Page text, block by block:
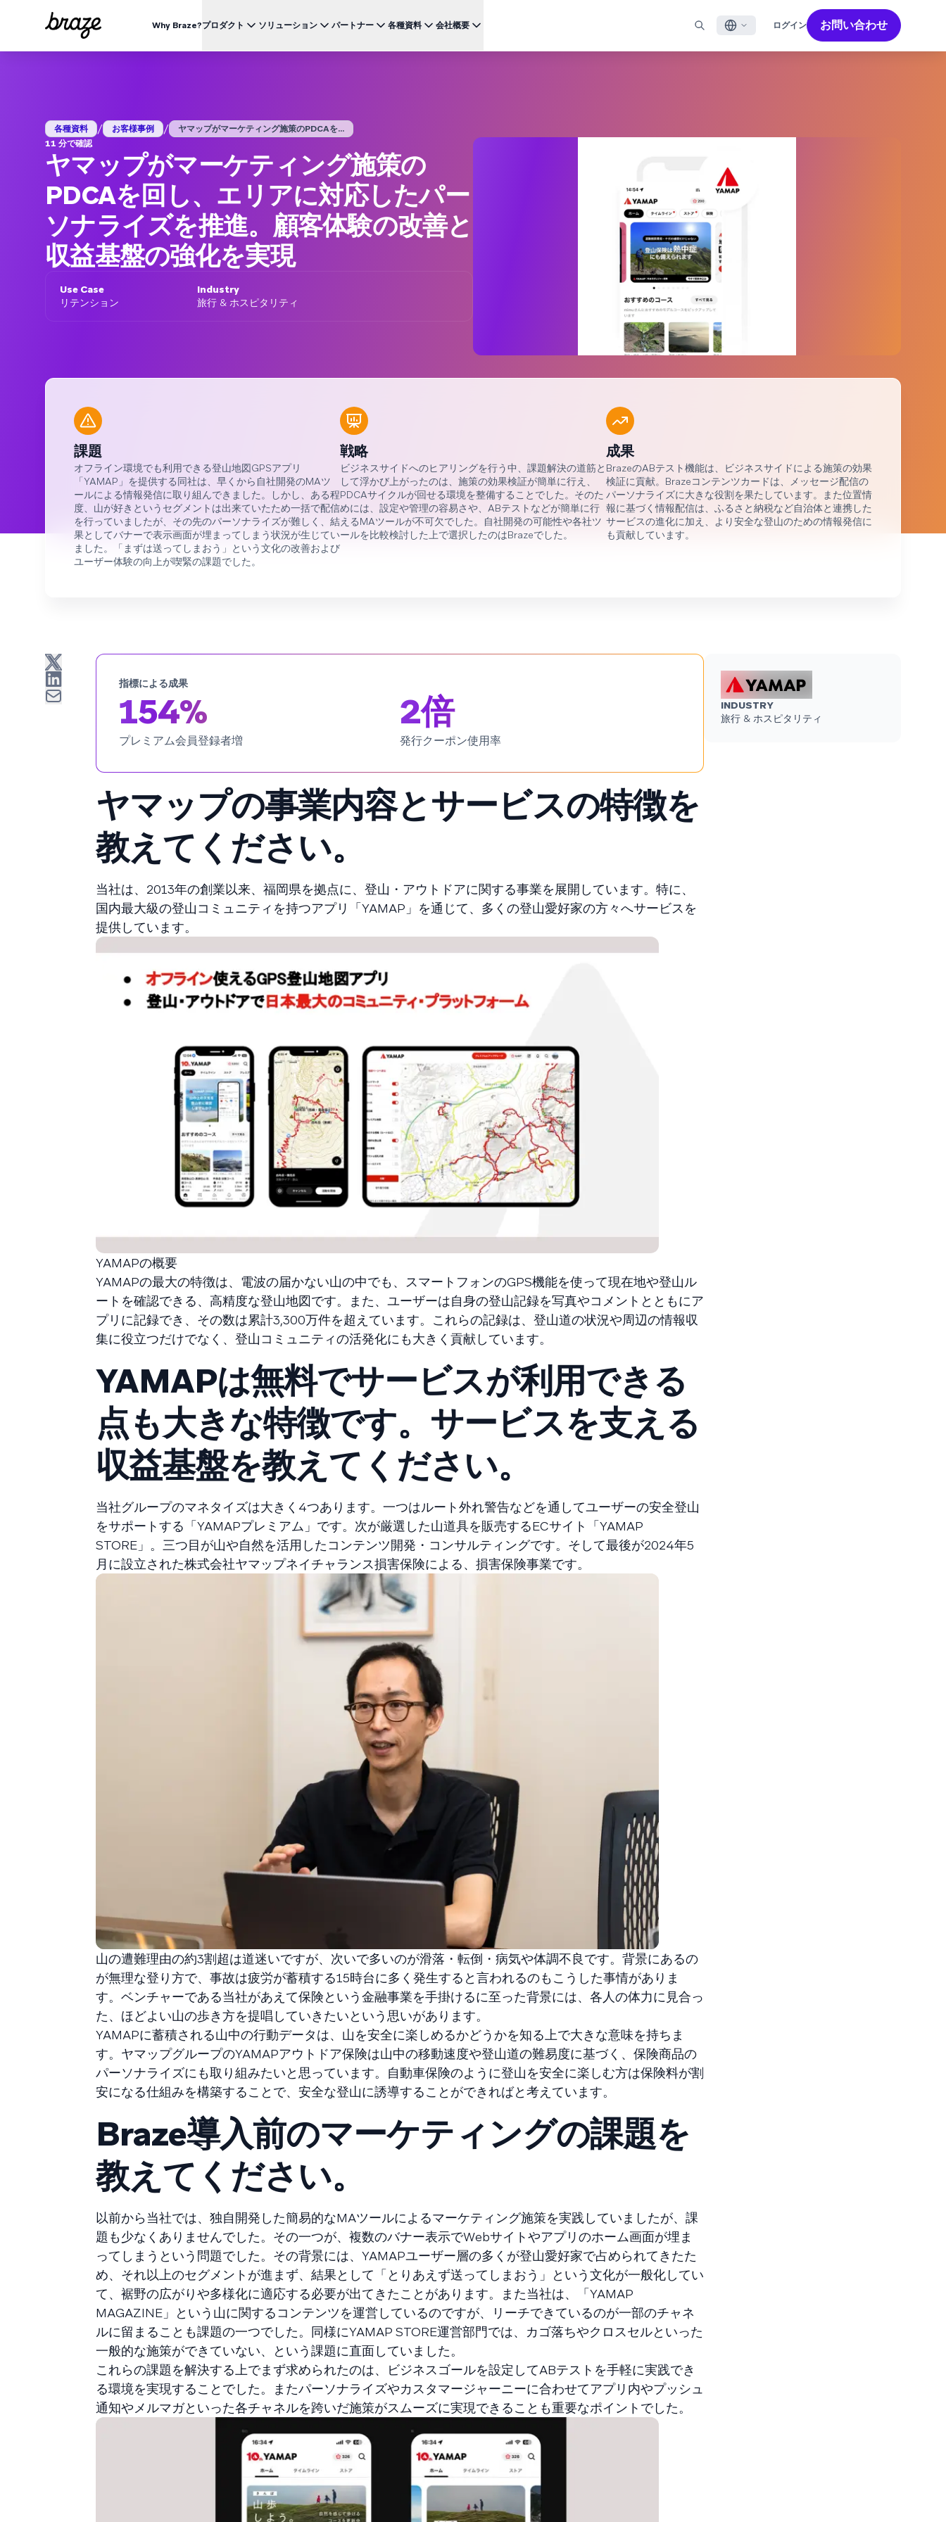
Why Braze?プロダクト
詳細はこちら
価格
BrazeAl™ UPDATES
AIによる自動化、学習、パーソナライズ
Braze データプラットフォーム
データを収集、統合、有効化
クロスチャネル
全てのメッセージを、ひとつのプラットフォームから送る
ジャーニーオーケストレーション
マルチステップのクロスチャネル体験を創出
BrazeAI™ Agents
常時稼働のAIエージェントで、よりスマートなエ
ンゲージメントを拡大
レポート＆分析
パフォーマンスを分析し、インサイトを発見
Creative Studio NEW
Brazeのしくみ
Brzeの統合されたテクノロジースタック
をご覧ください
ソリューション
外食 & ファーストフード
デリバリー & クイックコマース
旅行 & ホスピタリティ
メディア & エンターテイメント
金融サービス
生産性の向上
顧客獲得の向上
解約防止
エンゲージメント向上
2026年 グローバルカスタマーエンゲージメント
レビュー日本語版
今年で6回目となるカスタマーエンゲージメント
レビュー（CER）では、2,200名以上のマーケテ
ィング責任者を対象に調査を実施し、750以上の
ブランドに及ぶ60億件以上のデータポイントを
分析しました
パートナー 各種資料
ブログ
動画
ウェビナー ＆ イベント
ユーザーガイド
会社概要
い。
プレスリリース/メディア掲載
Brazeの最新情報をご覧ください。
リーガル（英語）
当社の規約、ポリシー、コンプライアンスなどに関する情
報をご覧ください。
Português BR
Español
ログイン お問い合わせ
各種資料 / お客様事例 /
ヤマップがマーケティング施策のPDCAを...
11 分で確認
ヤマップがマーケティング施策の
PDCAを回し、エリアに対応したパー
ソナライズを推進。顧客体験の改善と
収益基盤の強化を実現
Use Case
リテンション
Industry
旅行 & ホスピタリティ
課題
オフライン環境でも利用できる登山地図GPSアプリ
「YAMAP」を提供する同社は、早くから自社開発のMAツ
ールによる情報発信に取り組んできました。しかし、ある程
度、山が好きというセグメントは出来ていたため一括で配信
を行っていましたが、その先のパーソナライズが難しく、結
果としてバナーで表示画面が埋まってしまう状況が生じてい
ました。「まずは送ってしまおう」という文化の改善および
ユーザー体験の向上が喫緊の課題でした。
戦略
ビジネスサイドへのヒアリングを行う中、課題解決の道筋と
して浮かび上がったのは、施策の効果検証が簡単に行え、
PDCAサイクルが回せる環境を整備することでした。そのた
めには、設定や管理の容易さや、ABテストなどが簡単に行
えるMAツールが不可欠でした。自社開発の可能性や各社ツ
ールを比較検討した上で選択したのはBrazeでした。
成果
BrazeのABテスト機能は、ビジネスサイドによる施策の効果
検証に貢献。Brazeコンテンツカードは、メッセージ配信の
パーソナライズに大きな役割を果たしています。また位置情
報に基づく情報配信は、ふるさと納税など自治体と連携した
サービスの進化に加え、より安全な登山のための情報発信に
も貢献しています。
指標による成果
154%
プレミアム会員登録者増
2倍
発行クーポン使用率
ヤマップの事業内容とサービスの特徴を
教えてください。
当社は、2013年の創業以来、福岡県を拠点に、登山・アウトドアに関する事業を展開しています。特に、
国内最大級の登山コミュニティを持つアプリ「YAMAP」を通じて、多くの登山愛好家の方々へサービスを
提供しています。
YAMAPの概要
YAMAPの最大の特徴は、電波の届かない山の中でも、スマートフォンのGPS機能を使って現在地や登山ル
ートを確認できる、高精度な登山地図です。また、ユーザーは自身の登山記録を写真やコメントとともにア
プリに記録でき、その数は累計3,300万件を超えています。これらの記録は、登山道の状況や周辺の情報収
集に役立つだけでなく、登山コミュニティの活発化にも大きく貢献しています。
YAMAPは無料でサービスが利用できる
点も大きな特徴です。サービスを支える
収益基盤を教えてください。
当社グループのマネタイズは大きく4つあります。一つはルート外れ警告などを通してユーザーの安全登山
をサポートする「YAMAPプレミアム」です。次が厳選した山道具を販売するECサイト「YAMAP
STORE」。三つ目が山や自然を活用したコンテンツ開発・コンサルティングです。そして最後が2024年5
月に設立された株式会社ヤマップネイチャランス損害保険による、損害保険事業です。
山の遭難理由の約3割超は道迷いですが、次いで多いのが滑落・転倒・病気や体調不良です。背景にあるの
が無理な登り方で、事故は疲労が蓄積する15時台に多く発生すると言われるのもこうした事情がありま
す。ベンチャーである当社があえて保険という金融事業を手掛けるに至った背景には、各人の体力に見合っ
た、ほどよい山の歩き方を提唱していきたいという思いがあります。
YAMAPに蓄積される山中の行動データは、山を安全に楽しめるかどうかを知る上で大きな意味を持ちま
す。ヤマップグループのYAMAPアウトドア保険は山中の移動速度や登山道の難易度に基づく、保険商品の
パーソナライズにも取り組みたいと思っています。自動車保険のように登山を安全に楽しむ方は保険料が割
安になる仕組みを構築することで、安全な登山に誘導することができればと考えています。
Braze導入前のマーケティングの課題を
教えてください。
以前から当社では、独自開発した簡易的なMAツールによるマーケティング施策を実践していましたが、課
題も少なくありませんでした。その一つが、複数のバナー表示でWebサイトやアプリのホーム画面が埋ま
ってしまうという問題でした。その背景には、YAMAPユーザー層の多くが登山愛好家で占められてきたた
め、それ以上のセグメントが進まず、結果として「とりあえず送ってしまおう」という文化が一般化してい
て、裾野の広がりや多様化に適応する必要が出てきたことがあります。また当社は、「YAMAP
MAGAZINE」という山に関するコンテンツを運営しているのですが、リーチできているのが一部のチャネ
ルに留まることも課題の一つでした。同様にYAMAP STORE運営部門では、カゴ落ちやクロスセルといった
一般的な施策ができていない、という課題に直面していました。
これらの課題を解決する上でまず求められたのは、ビジネスゴールを設定してABテストを手軽に実践でき
る環境を実現することでした。またパーソナライズやカスタマージャーニーに合わせてアプリ内やプッシュ
通知やメルマガといった各チャネルを跨いだ施策がスムーズに実現できることも重要なポイントでした。
INDUSTRY
旅行 & ホスピタリティ